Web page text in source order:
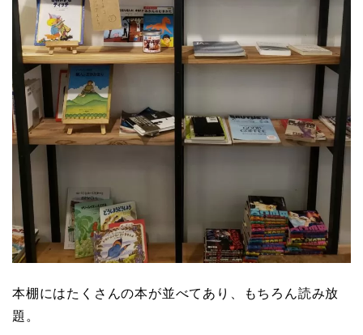
本棚にはたくさんの本が並べてあり、もちろん読み放
題。